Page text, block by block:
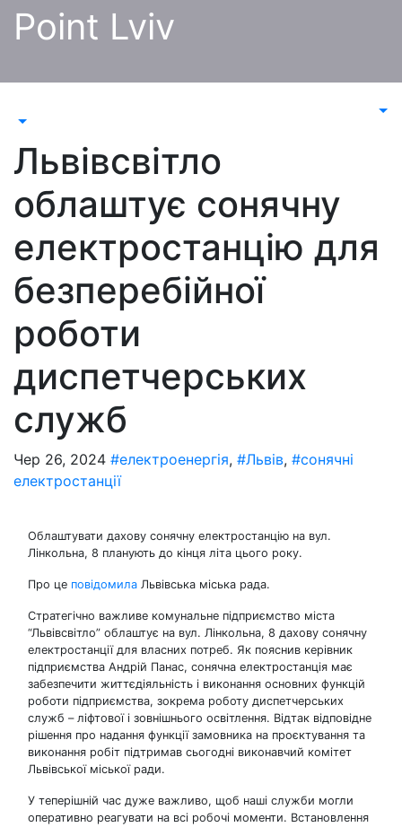
Перейти
Point Lviv
Львівсвітло
облаштує сонячну
електростанцію для
безперебійної
роботи
диспетчерських
служб
Чер 26, 2024 #електроенергія, #Львів, #сонячні
електростанції
Облаштувати дахову сонячну електростанцію на вул.
Лінкольна, 8 планують до кінця літа цього року.
Про це повідомила Львівська міська рада.
Стратегічно важливе комунальне підприємство міста
“Львівсвітло” облаштує на вул. Лінкольна, 8 дахову сонячну
електростанції для власних потреб. Як пояснив керівник
підприємства Андрій Панас, сонячна електростанція має
забезпечити життєдіяльність і виконання основних функцій
роботи підприємства, зокрема роботу диспетчерських
служб – ліфтової і зовнішнього освітлення. Відтак відповідне
рішення про надання функції замовника на проєктування та
виконання робіт підтримав сьогодні виконавчий комітет
Львівської міської ради.
У теперішній час дуже важливо, щоб наші служби могли
оперативно реагувати на всі робочі моменти. Встановлення